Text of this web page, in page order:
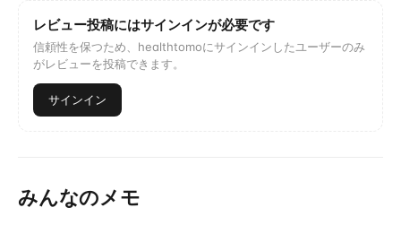
レビュー投稿にはサインインが必要です
信頼性を保つため、healthtomoにサインインしたユーザーのみ
がレビューを投稿できます。
サインイン
みんなのメモ